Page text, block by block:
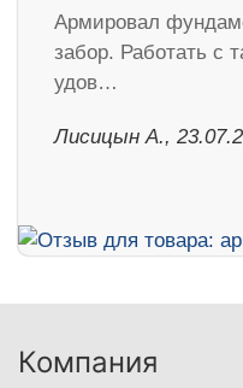
Армировал
забор. Работать с
удов…
Лисицын А.,
Компания